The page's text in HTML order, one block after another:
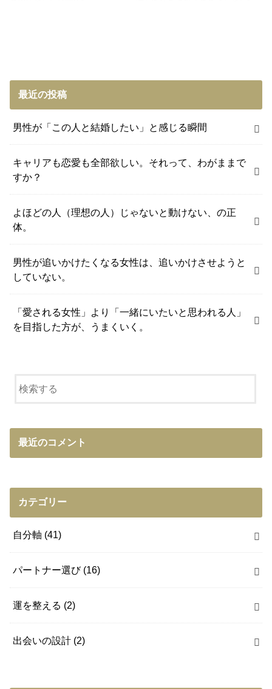
最近の投稿
男性が「この人と結婚したい」と感じる瞬間
キャリアも恋愛も全部欲しい。それって、わがままで
すか？
よほどの人（理想の人）じゃないと動けない、の正
体。
男性が追いかけたくなる女性は、追いかけさせようと
していない。
「愛される女性」より「一緒にいたいと思われる人」
を目指した方が、うまくいく。
最近のコメント
カテゴリー
自分軸 (41)
パートナー選び (16)
運を整える (2)
出会いの設計 (2)